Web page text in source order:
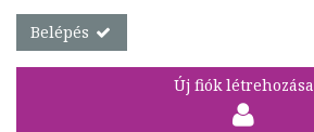
Belépés
Új fiók létrehozása